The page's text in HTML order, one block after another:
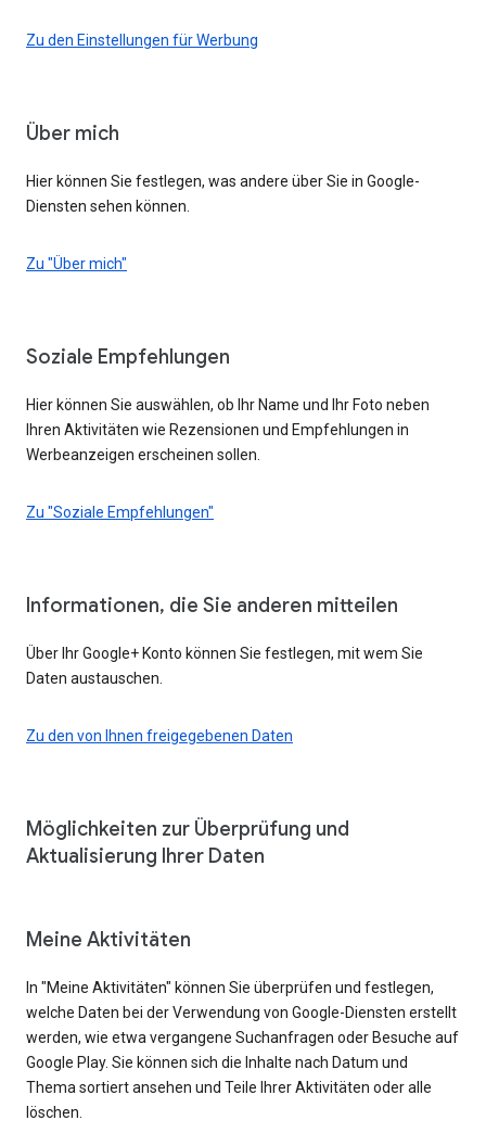
Zu den Einstellungen für Werbung
Über mich
Hier können Sie festlegen, was andere über Sie in Google-
Diensten sehen können.
Zu "Über mich"
Soziale Empfehlungen
Hier können Sie auswählen, ob Ihr Name und Ihr Foto neben
Ihren Aktivitäten wie Rezensionen und Empfehlungen in
Werbeanzeigen erscheinen sollen.
Zu "Soziale Empfehlungen"
Informationen, die Sie anderen mitteilen
Über Ihr Google+ Konto können Sie festlegen, mit wem Sie
Daten austauschen.
Zu den von Ihnen freigegebenen Daten
Möglichkeiten zur Überprüfung und
Aktualisierung Ihrer Daten
Meine Aktivitäten
In "Meine Aktivitäten" können Sie überprüfen und festlegen,
welche Daten bei der Verwendung von Google-Diensten erstellt
werden, wie etwa vergangene Suchanfragen oder Besuche auf
Google Play. Sie können sich die Inhalte nach Datum und
Thema sortiert ansehen und Teile Ihrer Aktivitäten oder alle
löschen.